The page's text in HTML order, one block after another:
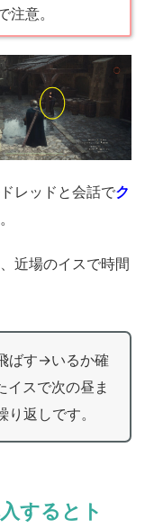
意。
レッドと会話でク
近場のイスで時間
ばす→いるか確
スで次の昼ま
返しです。
するとト